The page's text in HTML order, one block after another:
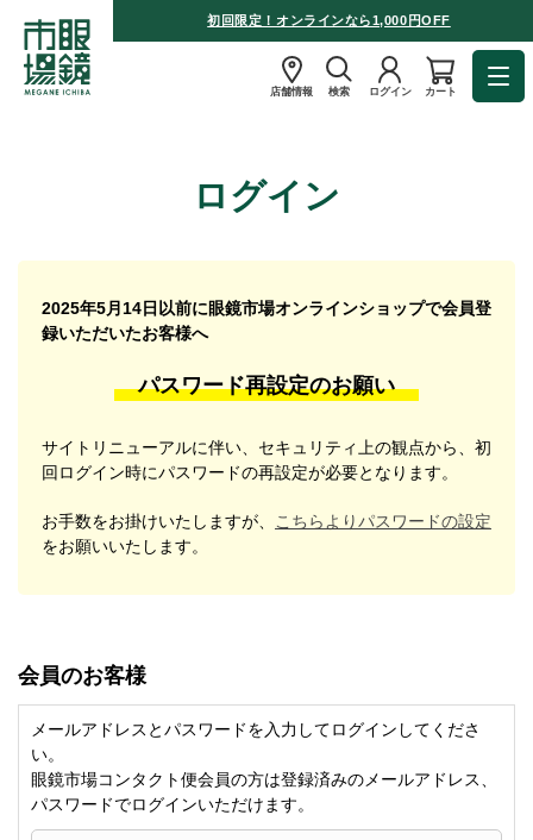
初回限定！オンラインなら1,000円OFF
店舗情報 検索 ログイン カート
ログイン
2025年5月14日以前に眼鏡市場オンラインショップで会員登
録いただいたお客様へ
パスワード再設定のお願い
サイトリニューアルに伴い、セキュリティ上の観点から、初
回ログイン時にパスワードの再設定が必要となります。
お手数をお掛けいたしますが、
こちらよりパスワードの設定
をお願いいたします。
会員のお客様
メールアドレスとパスワードを入力してログインしてくださ
い。
眼鏡市場コンタクト便会員の方は登録済みのメールアドレス、
パスワードでログインいただけます。